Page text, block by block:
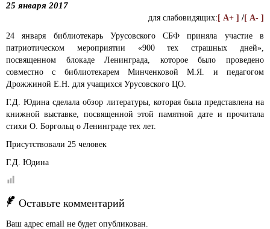
25 января 2017
для слабовидящих: [ A+ ] /[ A- ]
24 января библиотекарь Урусовского СБФ приняла участие в
патриотическом мероприятии «900 тех страшных дней»,
посвященном блокаде Ленинграда, которое было проведено
совместно с библиотекарем Минченковой М.Я. и педагогом
Дрожжиной Е.Н. для учащихся Урусовского ЦО.
Г.Д. Юдина сделала обзор литературы, которая была представлена на
книжной выставке, посвященной этой памятной дате и прочитала
стихи О. Боргольц о Ленинграде тех лет.
Присутствовали 25 человек
Г.Д. Юдина
Оставьте комментарий
Ваш адрес email не будет опубликован.